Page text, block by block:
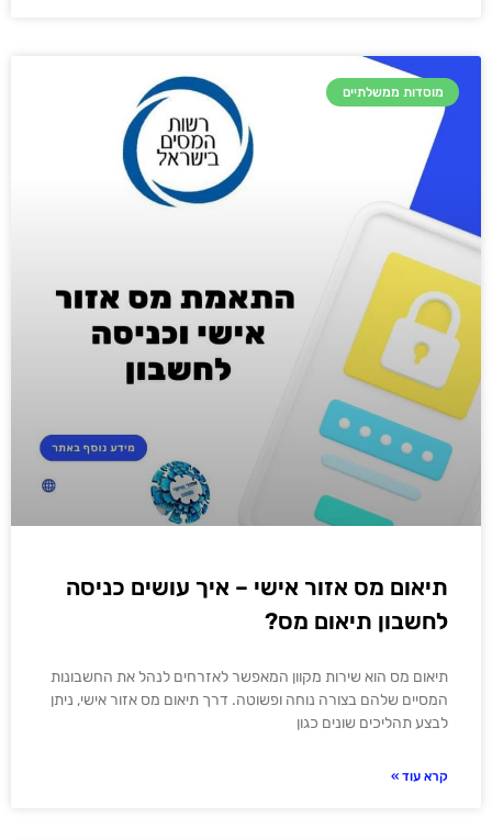
מוסדות ממשלתיים
תיאום מס אזור אישי – איך עושים כניסה
לחשבון תיאום מס?
תיאום מס הוא שירות מקוון המאפשר לאזרחים לנהל את החשבונות
המסיים שלהם בצורה נוחה ופשוטה. דרך תיאום מס אזור אישי, ניתן
לבצע תהליכים שונים כגון
קרא עוד »